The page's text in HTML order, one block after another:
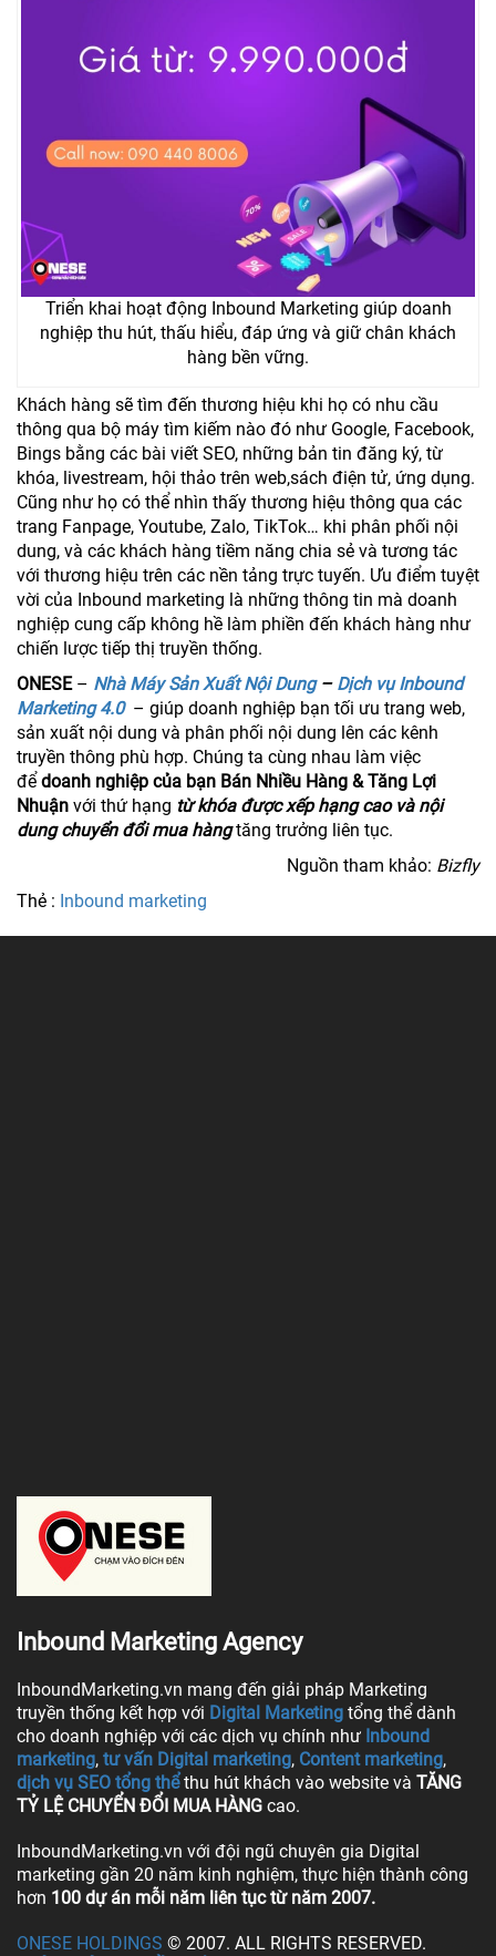
Triển khai hoạt động Inbound Marketing giúp doanh
nghiệp thu hút, thấu hiểu, đáp ứng và giữ chân khách
hàng bền vững.
Khách hàng sẽ tìm đến thương hiệu khi họ có nhu cầu
thông qua bộ máy tìm kiếm nào đó như Google, Facebook,
Bings bằng các bài viết SEO, những bản tin đăng ký, từ
khóa, livestream, hội thảo trên web,sách điện tử, ứng dụng.
Cũng như họ có thể nhìn thấy thương hiệu thông qua các
trang Fanpage, Youtube, Zalo, TikTok… khi phân phối nội
dung, và các khách hàng tiềm năng chia sẻ và tương tác
với thương hiệu trên các nền tảng trực tuyến. Ưu điểm tuyệt
vời của Inbound marketing là những thông tin mà doanh
nghiệp cung cấp không hề làm phiền đến khách hàng như
chiến lược tiếp thị truyền thống.
ONESE– Nhà Máy Sản Xuất Nội Dung– Dịch vụ Inbound
Marketing 4.0 – giúp doanh nghiệp bạn tối ưu trang web,
sản xuất nội dung và phân phối nội dung lên các kênh
truyền thông phù hợp. Chúng ta cùng nhau làm việc
để doanh nghiệp của bạn Bán Nhiều Hàng & Tăng Lợi
Nhuận với thứ hạng từ khóa được xếp hạng cao và nội
dung chuyển đổi mua hàngtăng trưởng liên tục.
Nguồn tham khảo: Bizfly
Thẻ : Inbound marketing
Inbound Marketing Agency
InboundMarketing.vn mang đến giải pháp Marketing
truyền thống kết hợp với Digital Marketing tổng thể dành
cho doanh nghiệp với các dịch vụ chính như Inbound
marketing, tư vấn Digital marketing, Content marketing,
dịch vụ SEO tổng thể thu hút khách vào website và TĂNG
TỶ LỆ CHUYỂN ĐỔI MUA HÀNG cao.
InboundMarketing.vn với đội ngũ chuyên gia Digital
marketing gần 20 năm kinh nghiệm, thực hiện thành công
hơn 100 dự án mỗi năm liên tục từ năm 2007.
ONESE HOLDINGS © 2007. ALL RIGHTS RESERVED.